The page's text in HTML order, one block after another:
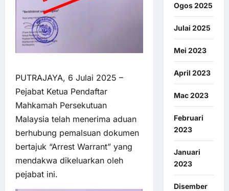
PUTRAJAYA, 6 Julai 2025 –
Pejabat Ketua Pendaftar
Mahkamah Persekutuan
Malaysia telah menerima aduan
berhubung pemalsuan dokumen
bertajuk “Arrest Warrant” yang
mendakwa dikeluarkan oleh
pejabat ini.
Ogos 2025
Julai 2025
Mei 2023
April 2023
Mac 2023
Februari
2023
Januari
2023
Disember